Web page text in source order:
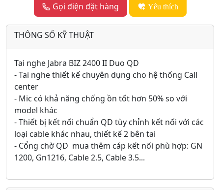
Gọi điện đặt hàng Yêu thích
THÔNG SỐ KỸ THUẬT
Tai nghe Jabra BIZ 2400 II Duo QD
- Tai nghe thiết kế chuyên dụng cho hệ thống Call
center
- Mic có khả năng chống ồn tốt hơn 50% so với
model khác
- Thiết bị kết nối chuẩn QD tùy chỉnh kết nối với các
loại cable khác nhau, thiết kế 2 bên tai
- Cổng chờ QD mua thêm cáp kết nối phù hợp: GN
1200, Gn1216, Cable 2.5, Cable 3.5...